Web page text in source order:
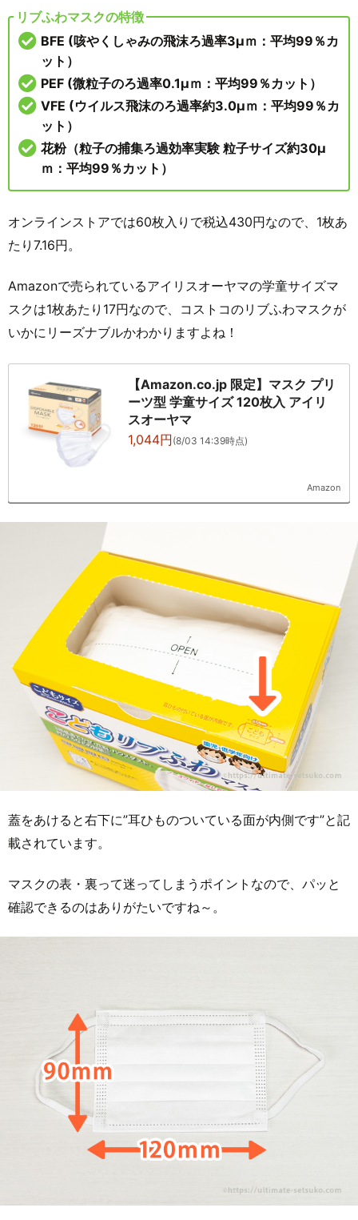
リブふわマスクの特徴
BFE (咳やくしゃみの飛沫ろ過率3μｍ：平均99％カ
ット）
PEF (微粒子のろ過率0.1μｍ：平均99％カット）
VFE (ウイルス飛沫のろ過率約3.0μｍ：平均99％カ
ット）
花粉（粒子の捕集ろ過効率実験 粒子サイズ約30μ
ｍ：平均99％カット）
オンラインストアでは60枚入りで税込430円なので、1枚あ
たり7.16円。
Amazonで売られているアイリスオーヤマの学童サイズマ
スクは1枚あたり17円なので、コストコのリブふわマスクが
いかにリーズナブルかわかりますよね！
【Amazon.co.jp 限定】マスク プリ
ーツ型 学童サイズ 120枚入 アイリ
スオーヤマ
1,044円(8/03 14:39時点)
Amazon
蓋をあけると右下に”耳ひものついている面が内側です”と記
載されています。
マスクの表・裏って迷ってしまうポイントなので、パッと
確認できるのはありがたいですね～。